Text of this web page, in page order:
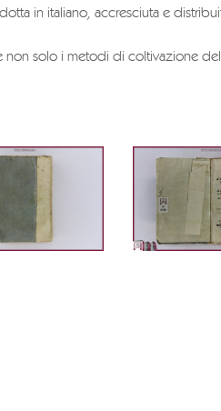
in italiano, accresciuta e
non solo i metodi di coltivazione